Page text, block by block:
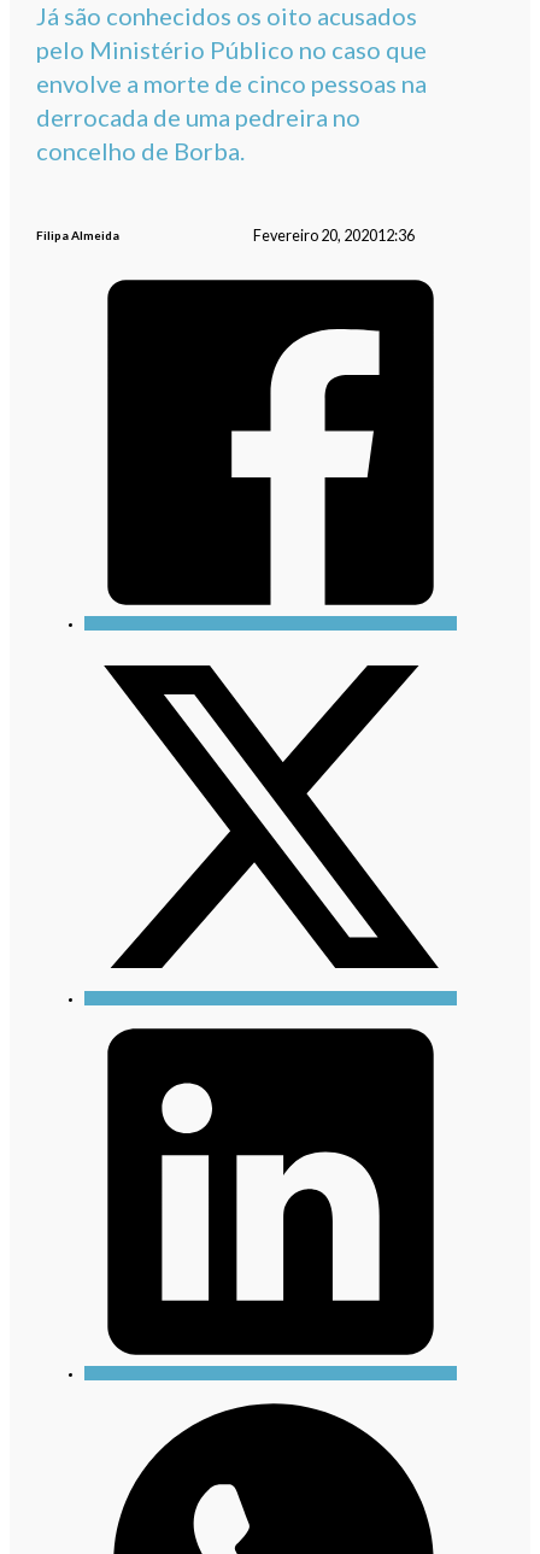
Já são conhecidos os oito acusados
pelo Ministério Público no caso que
envolve a morte de cinco pessoas na
derrocada de uma pedreira no
concelho de Borba.
Filipa Almeida Fevereiro 20, 202012:36